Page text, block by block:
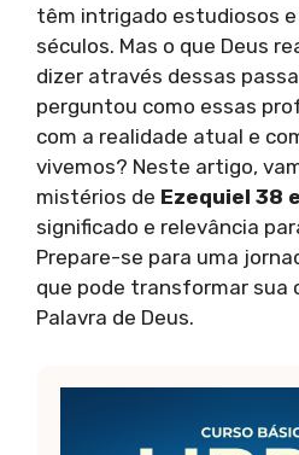
têm intrigado estudiosos e
séculos. Mas o que Deus
dizer através dessas
perguntou como essas
com a realidade atual e
vivemos? Neste artigo,
mistérios de Ezequiel 38
significado e relevância
Prepare-se para uma
que pode transformar sua
Palavra de Deus.